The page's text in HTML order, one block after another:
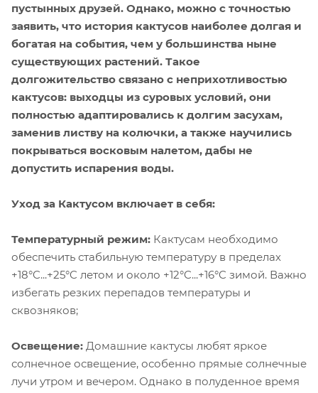
пустынных друзей. Однако, можно с точностью
заявить, что история кактусов наиболее долгая и
богатая на события, чем у большинства ныне
существующих растений. Такое
долгожительство связано с неприхотливостью
кактусов: выходцы из суровых условий, они
полностью адаптировались к долгим засухам,
заменив листву на колючки, а также научились
покрываться восковым налетом, дабы не
допустить испарения воды.
Уход за Кактусом включает в себя:
Температурный режим: Кактусам необходимо
обеспечить стабильную температуру в пределах
+18°C...+25°C летом и около +12°C...+16°C зимой. Важно
избегать резких перепадов температуры и
сквозняков;
Освещение: Домашние кактусы любят яркое
солнечное освещение, особенно прямые солнечные
лучи утром и вечером. Однако в полуденное время